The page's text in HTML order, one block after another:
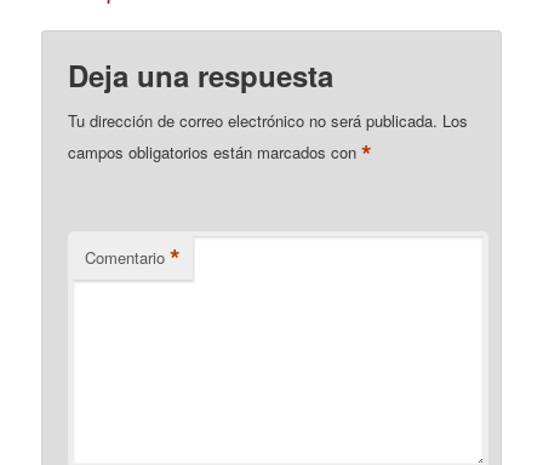
Deja una respuesta
Tu dirección de correo electrónico no será publicada. Los
campos obligatorios están marcados con*
Comentario *